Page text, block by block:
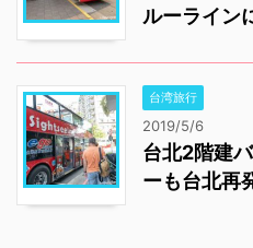
ルーライン
台湾旅行
2019/5/6
台北2階建
ーも台北再